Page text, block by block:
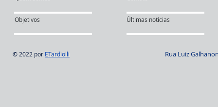
© 2022 por ETardiolli
Objetivos Últimas notícias
Rua Luiz